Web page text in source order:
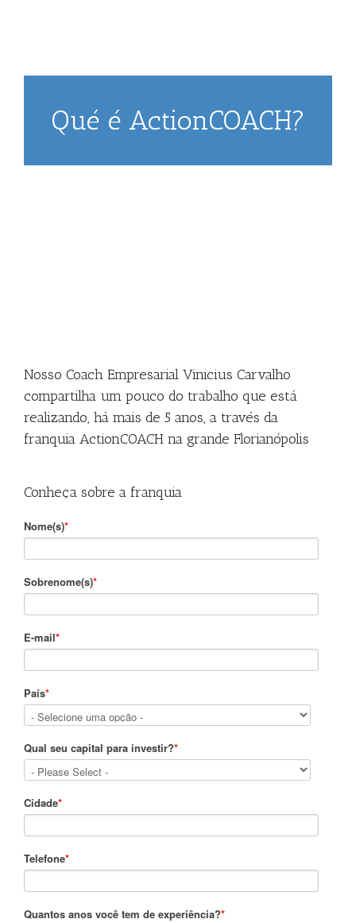
Qué é ActionCOACH?
Nosso Coach Empresarial Vinicius Carvalho
compartilha um pouco do trabalho que está
realizando, há mais de 5 anos, a través da
franquia ActionCOACH na grande Florianópolis
Conheça sobre a franquia
Nome(s)*
Sobrenome(s)*
E-mail*
País*
Qual seu capital para investir?*
Cidade*
Telefone*
Quantos anos você tem de experiência?*